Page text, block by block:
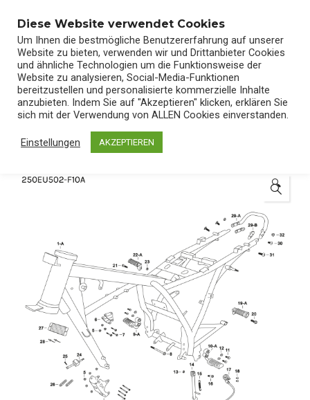
Start/Shop/Ersatzteile
🔍
Diese Website verwendet Cookies
Um Ihnen die bestmögliche Benutzererfahrung auf unserer
Website zu bieten, verwenden wir und Drittanbieter Cookies
und ähnliche Technologien um die Funktionsweise der
Website zu analysieren, Social-Media-Funktionen
bereitzustellen und personalisierte kommerzielle Inhalte
anzubieten. Indem Sie auf "Akzeptieren" klicken, erklären Sie
sich mit der Verwendung von ALLEN Cookies einverstanden.
Einstellungen AKZEPTIEREN